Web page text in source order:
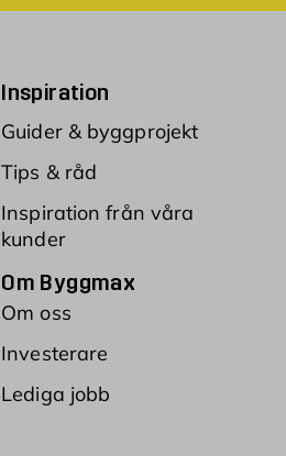
Inspiration
Guider & byggprojekt
Tips & råd
Inspiration från våra
kunder
Om Byggmax
Om oss
Investerare
Lediga jobb